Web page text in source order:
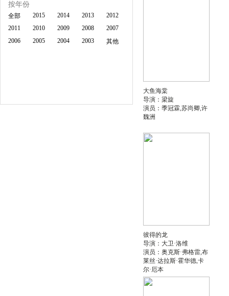
按年份
全部 2015 2014 2013
2012
2011
2010 2009 2008
2007
2006
2005 2004 2003 其他
大鱼海棠
导演：梁旋
演员：季冠霖,苏尚卿,许
魏洲
彼得的龙
导演：大卫·洛维
演员：奥克斯·弗格雷,布
莱丝·达拉斯·霍华德,卡
尔·厄本